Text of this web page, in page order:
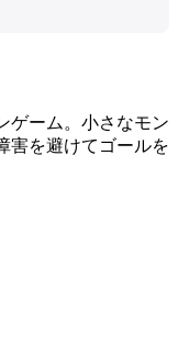
ゲーム。小さなモン
害を避けてゴールを